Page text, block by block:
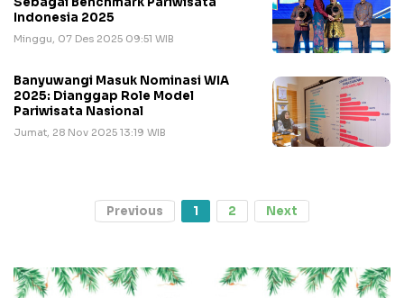
Indonesia 2025
Minggu, 07 Des 2025 09:51 WIB
Banyuwangi Masuk Nominasi WIA
2025: Dianggap Role Model
Pariwisata Nasional
Jumat, 28 Nov 2025 13:19 WIB
Previous 1 2 Next